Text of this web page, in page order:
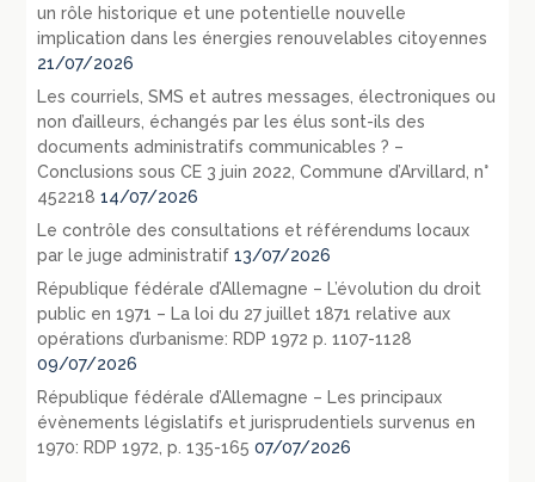
un rôle historique et une potentielle nouvelle
implication dans les énergies renouvelables citoyennes
21/07/2026
Les courriels, SMS et autres messages, électroniques ou
non d’ailleurs, échangés par les élus sont-ils des
documents administratifs communicables ? –
Conclusions sous CE 3 juin 2022, Commune d’Arvillard, n°
452218 14/07/2026
Le contrôle des consultations et référendums locaux
par le juge administratif 13/07/2026
République fédérale d’Allemagne – L’évolution du droit
public en 1971 – La loi du 27 juillet 1871 relative aux
opérations d’urbanisme: RDP 1972 p. 1107-1128
09/07/2026
République fédérale d’Allemagne – Les principaux
évènements législatifs et jurisprudentiels survenus en
1970: RDP 1972, p. 135-165 07/07/2026